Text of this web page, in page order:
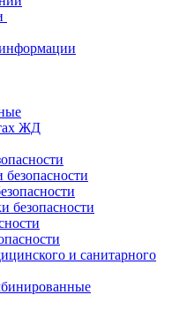
ЖД
безопасности
и санитарного